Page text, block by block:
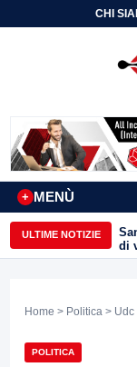
CHI
MENÙ
+
ULTIME NOTIZIE
di
Home > Politica > Udc
POLITICA